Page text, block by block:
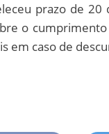
prazo de
o
em caso de